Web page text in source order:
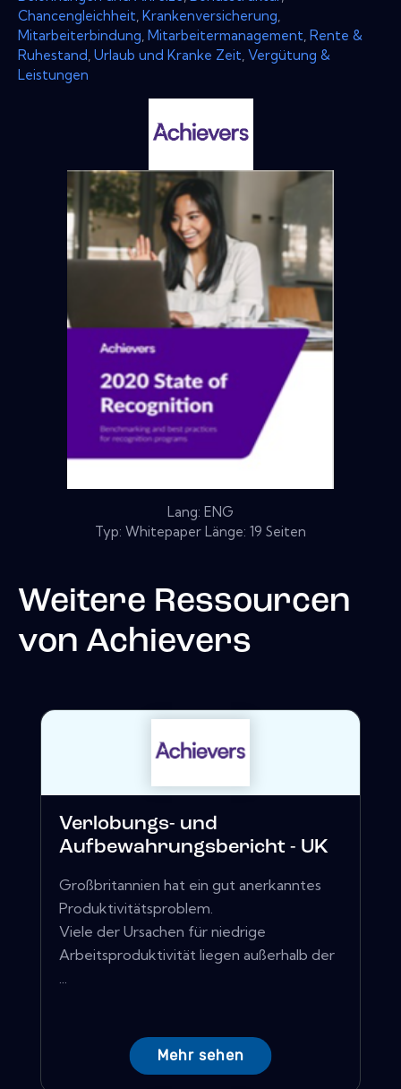
Chancengleichheit Krankenversicherung
Mitarbeiterbindung Mitarbeitermanagement Rente &
Ruhestand Urlaub und Kranke Zeit Vergütung &
Leistungen
Lang: ENG
Typ: Whitepaper Länge: 19 Seiten
Weitere Ressourcen
von Achievers
Verlobungs- und
Aufbewahrungsbericht - UK
Großbritannien hat ein gut anerkanntes
Produktivitätsproblem.
Viele der Ursachen für niedrige
Arbeitsproduktivität liegen außerhalb der
...
Mehr sehen